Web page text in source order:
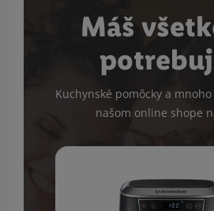
Máš
Kuchynské pomôcky a
našom online shope